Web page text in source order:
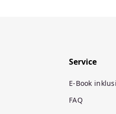
Service
E-Book
FAQ